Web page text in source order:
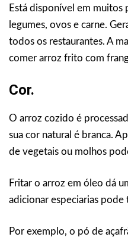
Está disponível em
legumes, ovos e carne.
todos os restaurantes. A
comer arroz frito com
Cor.
O arroz cozido é
sua cor natural é branca.
de vegetais ou molhos
Fritar o arroz em óleo dá
adicionar especiarias
Por exemplo, o pó de